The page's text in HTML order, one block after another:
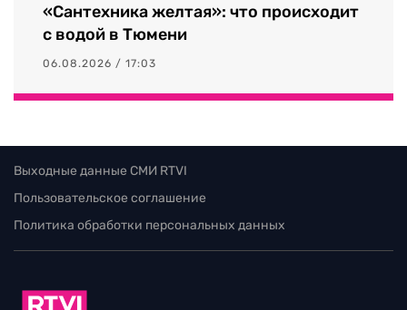
«Сантехника желтая»: что происходит
с водой в Тюмени
06.08.2026 / 17:03
Выходные данные СМИ RTVI
Пользовательское соглашение
Политика обработки персональных данных